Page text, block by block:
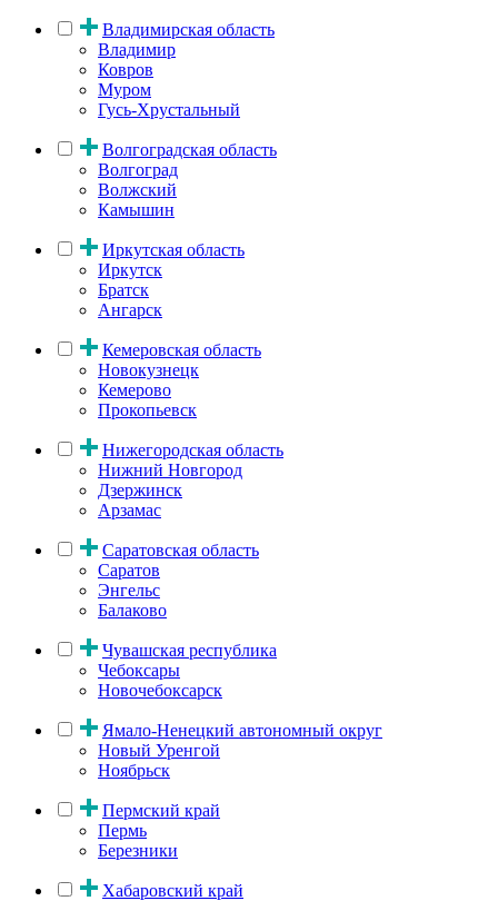
Владимирская область
Владимир
Ковров
Муром
Гусь-Хрустальный
Волгоградская область
Волгоград
Волжский
Камышин
Иркутская область
Иркутск
Братск
Ангарск
Кемеровская область
Новокузнецк
Кемерово
Прокопьевск
Нижегородская область
Нижний Новгород
Дзержинск
Арзамас
Саратовская область
Саратов
Энгельс
Балаково
Чувашская республика
Чебоксары
Новочебоксарск
Ямало-Ненецкий автономный округ
Новый Уренгой
Ноябрьск
Пермский край
Пермь
Березники
Хабаровский край